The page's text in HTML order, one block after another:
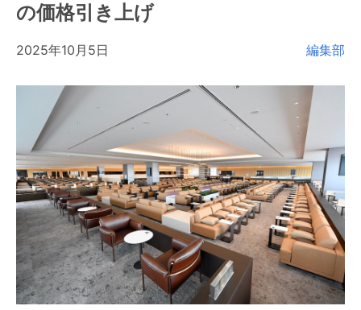
の価格引き上げ
2025年10月5日 編集部